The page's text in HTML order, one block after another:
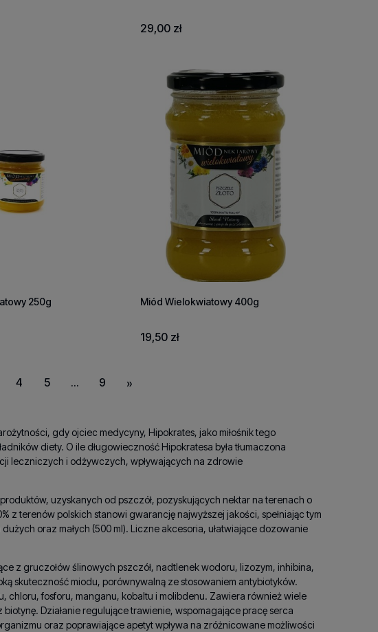
29,00 zł
250g Miód Wielokwiatowy 400g
19,50 zł
4 5 ... 9 »
gdy ojciec medycyny, Hipokrates, jako miłośnik tego
diety. O ile długowieczność Hipokratesa była tłumaczona
leczniczych i odżywczych, wpływających na zdrowie
uzyskanych od pszczół, pozyskujących nektar na terenach o
terenów polskich stanowi gwarancję najwyższej jakości, spełniając tym
oraz małych (500 ml). Liczne akcesoria, ułatwiające dozowanie
z gruczołów ślinowych pszczół, nadtlenek wodoru, lizozym, inhibina,
skuteczność miodu, porównywalną ze stosowaniem antybiotyków.
chloru, fosforu, manganu, kobaltu i molibdenu. Zawiera również wiele
biotynę. Działanie regulujące trawienie, wspomagające pracę serca
oraz poprawiające apetyt wpływa na zróżnicowane możliwości